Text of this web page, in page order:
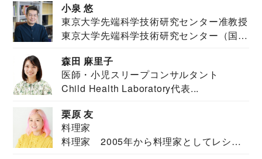
小泉 悠
東京大学先端科学技術研究センター准教授
東京大学先端科学技術研究センター（国際
森田 麻里子
医師・小児スリープコンサルタント
Child Health Laboratory代表...
栗原 友
料理家
料理家 2005年から料理家としてレシピ